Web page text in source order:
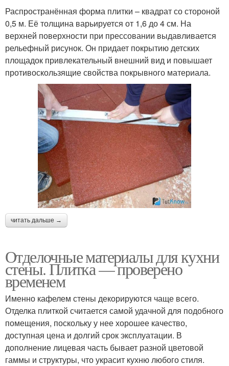
Распространённая форма плитки – квадрат со стороной
0,5 м. Её толщина варьируется от 1,6 до 4 см. На
верхней поверхности при прессовании выдавливается
рельефный рисунок. Он придает покрытию детских
площадок привлекательный внешний вид и повышает
противоскользящие свойства покрывного материала.
читать дальше →
Отделочные материалы для кухни
стены. Плитка — проверено
временем
Именно кафелем стены декорируются чаще всего.
Отделка плиткой считается самой удачной для подобного
помещения, поскольку у нее хорошее качество,
доступная цена и долгий срок эксплуатации. В
дополнение лицевая часть бывает разной цветовой
гаммы и структуры, что украсит кухню любого стиля.